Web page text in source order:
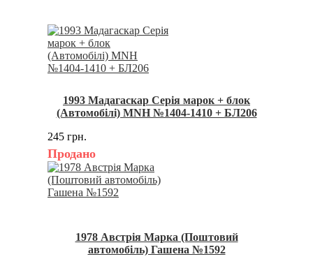
1993 Мадагаскар Серія марок + блок
(Автомобілі) MNH №1404-1410 + БЛ206
245 грн.
Продано
1978 Австрія Марка (Поштовий
автомобіль) Гашена №1592